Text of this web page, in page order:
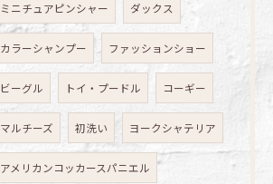
ミニチュアピンシャー ダックス
カラーシャンプー ファッションショー
ビーグル トイ・プードル コーギー
マルチーズ 初洗い ヨークシャテリア
アメリカンコッカースパニエル